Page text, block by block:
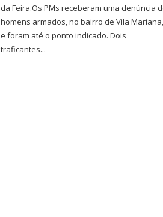
da Feira.Os PMs receberam uma denúncia
homens armados, no bairro de Vila
e foram até o ponto indicado. Dois
traficantes...